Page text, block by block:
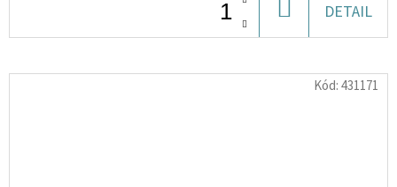
KOŠÍKU
DETAIL
Kód:431171